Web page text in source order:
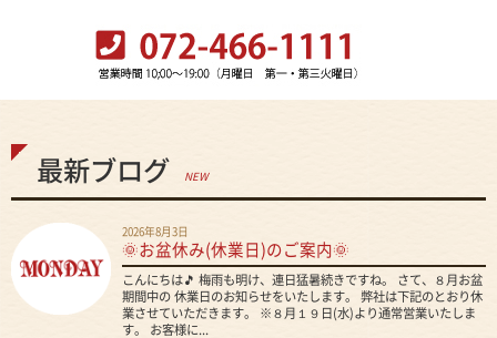
最新ブログ NEW
2026年8月3日
🌞お盆休み(休業日)のご案内🌞
こんにちは🎵 梅雨も明け、連日猛暑続きですね。 さて、８月お盆
期間中の 休業日のお知らせをいたします。 弊社は下記のとおり休
業させていただきます。 ※８月１９日(水)より通常営業いたしま
す。 お客様に...